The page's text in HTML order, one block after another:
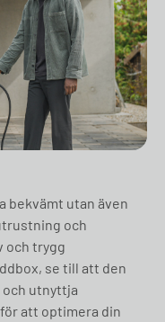
bekvämt utan även
och
och trygg
se till att den
utnyttja
att optimera din